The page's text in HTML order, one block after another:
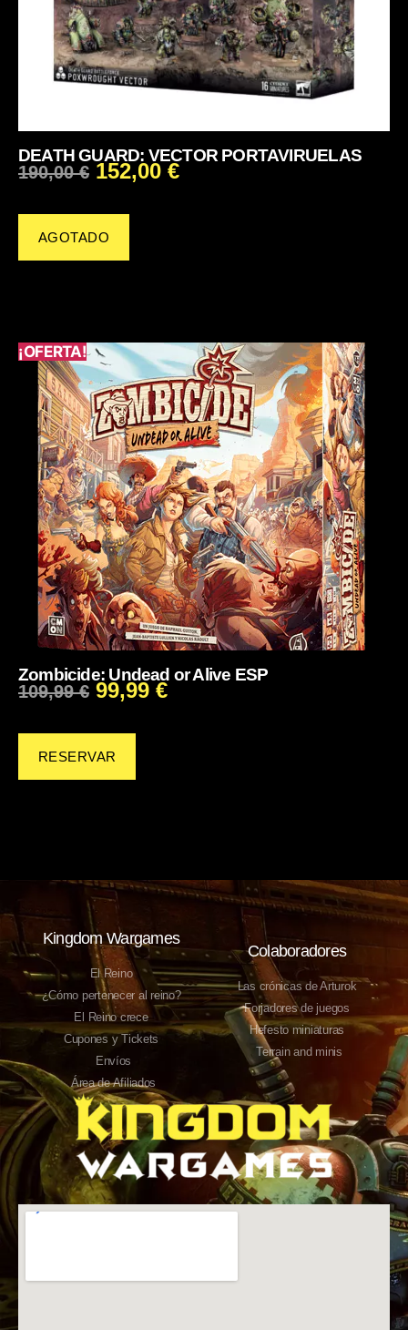
DEATH GUARD: VECTOR PORTAVIRUELAS
190,00€ 152,00 €
AGOTADO
¡OFERTA!
Zombicide: Undead or Alive ESP
109,99€ 99,99 €
RESERVAR
Kingdom Wargames
El Reino
¿Cómo pertenecer al reino?
El Reino crece
Cupones y Tickets
Envíos
Área de Afiliados
Colaboradores
Las crónicas de Arturok
Forjadores de juegos
Hefesto miniaturas
Terrain and minis